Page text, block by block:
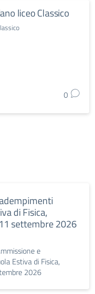
liceo Classico
0
di Fisica,
settembre 2026
e
Estiva di Fisica,
2026